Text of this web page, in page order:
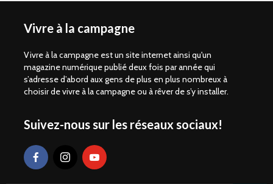
Vivre à la campagne
Vivre à la campagne est un site internet ainsi qu'un
magazine numérique publié deux fois par année qui
s’adresse d’abord aux gens de plus en plus nombreux à
choisir de vivre à la campagne ou à rêver de s’y installer.
Suivez-nous sur les réseaux sociaux!